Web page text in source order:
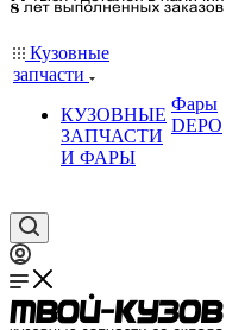
Кузовные
запчасти
КУЗОВНЫЕ
ЗАПЧАСТИ
И ФАРЫ
Фары
DEPO